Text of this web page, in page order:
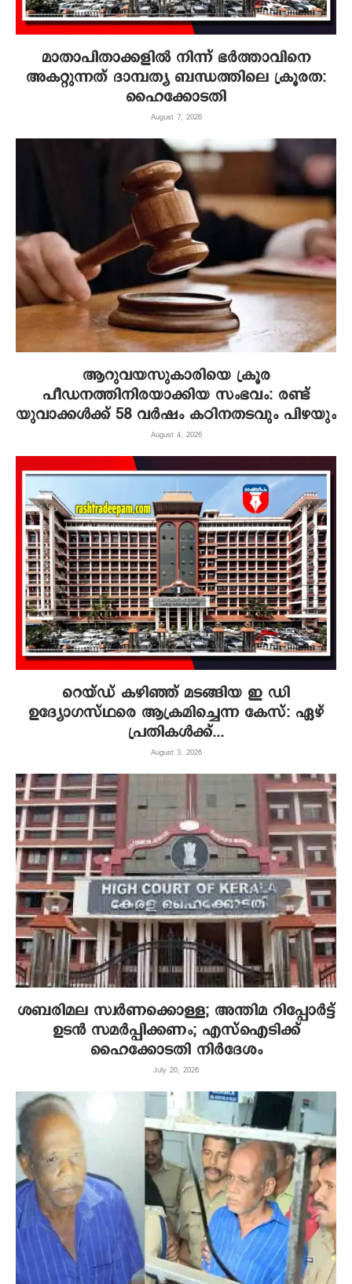
മാതാപിതാക്കളില്‍ നിന്ന് ഭര്‍ത്താവിനെ
അകറ്റുന്നത് ദാമ്പത്യ ബന്ധത്തിലെ ക്രൂരത:
ഹൈക്കോടതി
August 7, 2026
ആറുവയസുകാരിയെ ക്രൂര
പീഡനത്തിനിരയാക്കിയ സംഭവം: രണ്ട്
യുവാക്കൾക്ക് 58 വർഷം കഠിനതടവും പിഴയും
August 4, 2026
റെയ്ഡ് കഴിഞ്ഞ് മടങ്ങിയ ഇ ഡി
ഉദ്യോഗസ്ഥരെ ആക്രമിച്ചെന്ന കേസ്: ഏഴ്
പ്രതികള്‍ക്ക്...
August 3, 2026
ശബരിമല സ്വര്‍ണക്കൊള്ള; അന്തിമ റിപ്പോര്‍ട്ട്
ഉടന്‍ സമര്‍പ്പിക്കണം; എസ്‌ഐടിക്ക്
ഹൈക്കോടതി നിര്‍ദേശം
July 20, 2026